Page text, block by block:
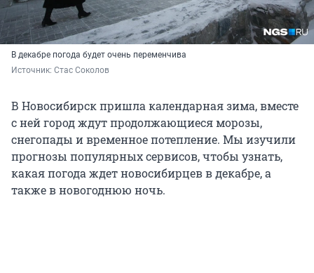
В декабре погода будет очень переменчива
Источник: Стас Соколов
В Новосибирск пришла календарная зима, вместе
с ней город ждут продолжающиеся морозы,
снегопады и временное потепление. Мы изучили
прогнозы популярных сервисов, чтобы узнать,
какая погода ждет новосибирцев в декабре, а
также в новогоднюю ночь.